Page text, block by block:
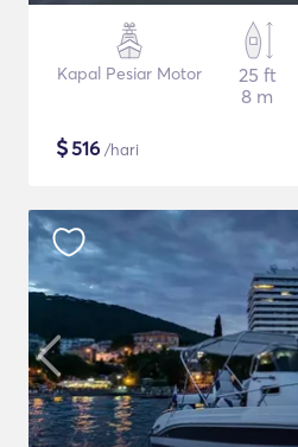
Kapal Pesiar Motor
25 ft
8 m
$516 /hari